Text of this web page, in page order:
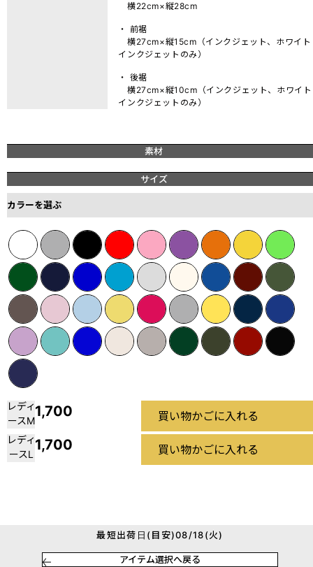
横22cm×縦28cm
・ 前裾
横27cm×縦15cm（インクジェット、ホワイト
インクジェットのみ）
・ 後裾
横27cm×縦10cm（インクジェット、ホワイト
インクジェットのみ）
素材
サイズ
カラーを選ぶ
レディ
ースM
1,700 買い物かごに入れる
レディ
ースL
1,700 買い物かごに入れる
最短出荷日(目安)08/18(火)
アイテム選択へ戻る